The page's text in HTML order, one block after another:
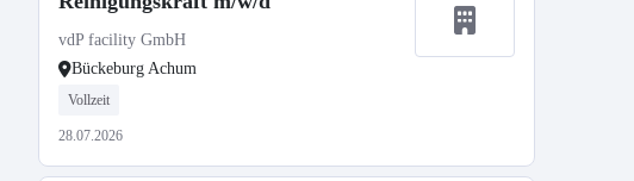
vdP facility GmbH
Bückeburg Achum
Vollzeit
28.07.2026